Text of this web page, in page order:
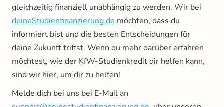
gleichzeitig finanziell unabhängig zu werden. Wir bei
deineStudienfinanzierung.de möchten, dass du
informiert bist und die besten Entscheidungen für
deine Zukunft triffst. Wenn du mehr darüber erfahren
möchtest, wie der KfW-Studienkredit dir helfen kann,
sind wir hier, um dir zu helfen!
Melde dich bei uns bei E-Mail an